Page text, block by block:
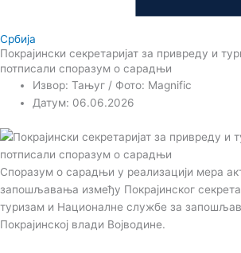
Србија
Покрајински секретаријат за привреду и
потписали споразум о сарадњи
Извор: Тањуг / Фото: Magnific
Датум: 06.06.2026
Споразум о сарадњи у реализацији мера
запошљавања између Покрајинског
туризам и Националне службе за
Покрајинској влади Војводине.